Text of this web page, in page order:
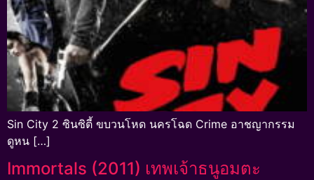
Sin City 2 ซินซิตี้ ขบวนโหด นครโฉด Crime อาชญากรรม
ดูหน […]
Immortals (2011) เทพเจ้าธนูอมตะ